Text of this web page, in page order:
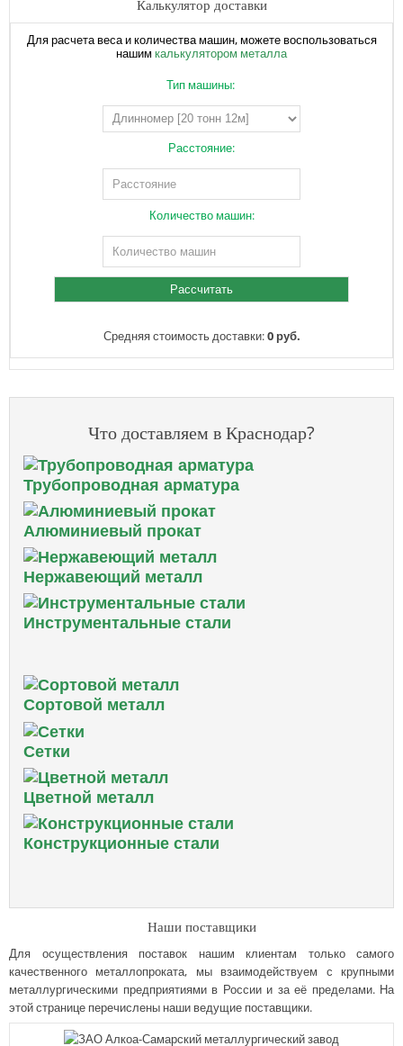
Калькулятор доставки
Для расчета веса и количества машин, можете воспользоваться
нашим калькулятором металла
Тип машины:
Расстояние:
Количество машин:
Средняя стоимость доставки:0 руб.
Что доставляем в Краснодар?
Трубопроводная арматура
Алюминиевый прокат
Нержавеющий металл
Инструментальные стали
Сортовой металл
Сетки
Цветной металл
Конструкционные стали
Наши поставщики
Для осуществления поставок нашим клиентам только самого
качественного металлопроката, мы взаимодействуем с крупными
металлургическими предприятиями в России и за её пределами. На
этой странице перечислены наши ведущие поставщики.